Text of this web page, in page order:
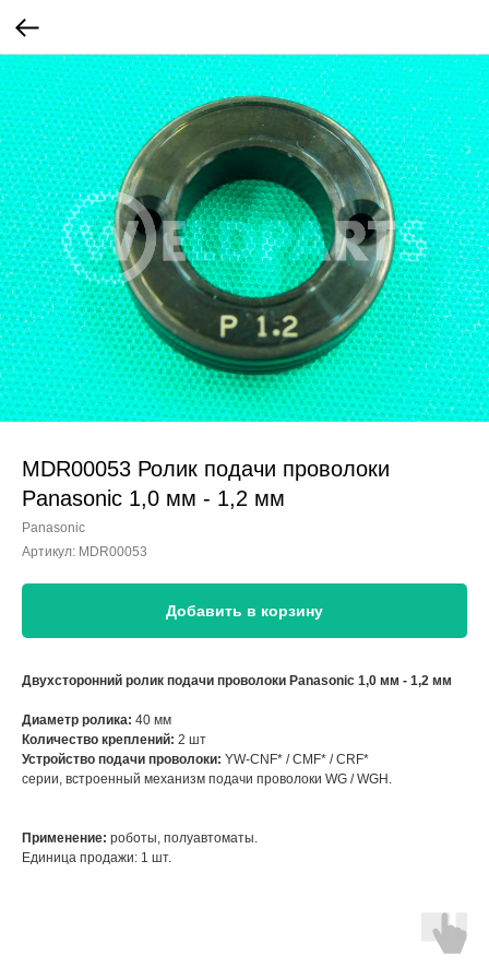
MDR00053 Ролик подачи проволоки
Panasonic 1,0 мм - 1,2 мм
Panasonic
Артикул: MDR00053
Добавить в корзину
Двухсторонний ролик подачи проволоки Panasonic 1,0 мм - 1,2 мм
Диаметр ролика: 40 мм
Количество креплений: 2 шт
Устройство подачи проволоки: YW-CNF* / CMF* / CRF*
серии, встроенный механизм подачи проволоки WG / WGH.
Применение: роботы, полуавтоматы.
Единица продажи: 1 шт.